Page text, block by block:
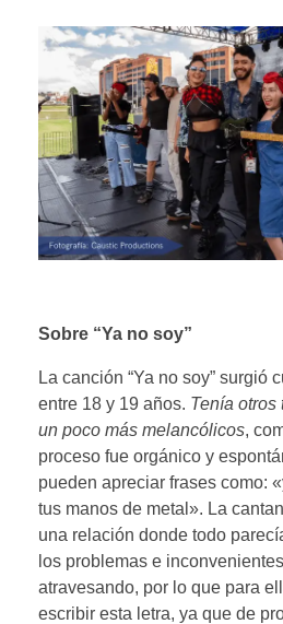
Sobre “Ya no soy”
La canción “Ya no soy” surgió
entre 18 y 19 años. Tenía otros
un poco más melancólicos,
proceso fue orgánico y
pueden apreciar frases como:
tus manos de metal». La
una relación donde todo
los problemas e
atravesando, por lo que para
escribir esta letra, ya que de